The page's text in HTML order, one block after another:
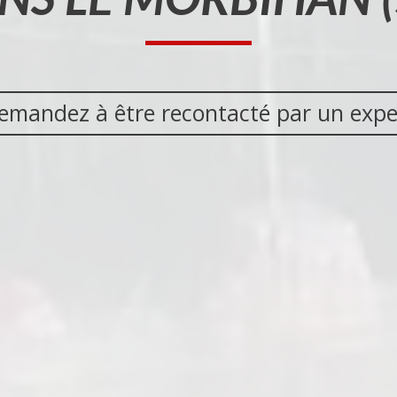
à être recontacté par un